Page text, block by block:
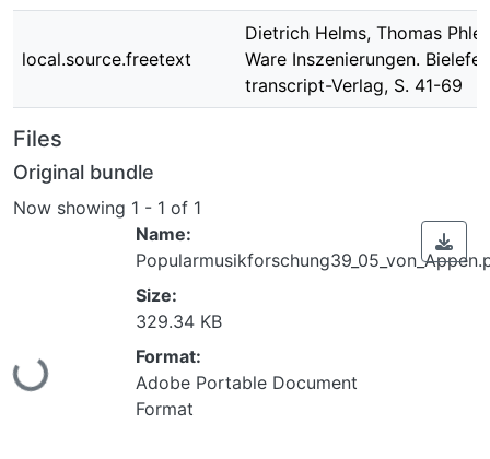
local.source.freetext
Dietrich Helms, Thomas
Ware Inszenierungen.
transcript-Verlag, S. 41-69
Files
Original bundle
Now showing 1 - 1 of 1
Loading...
Name:
Size:
329.34 KB
Format:
Adobe Portable Document
Format